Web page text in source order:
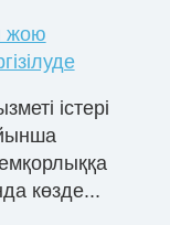
жою
істері
көзде...